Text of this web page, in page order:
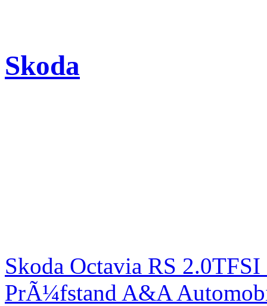
Skoda
Skoda Octavia RS
PrÃ¼fstand A&A